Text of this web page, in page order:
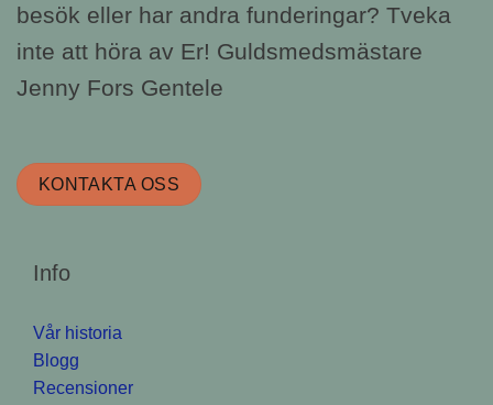
besök eller har andra funderingar? Tveka
inte att höra av Er! Guldsmedsmästare
Jenny Fors Gentele
KONTAKTA OSS
Info
Vår historia
Blogg
Recensioner